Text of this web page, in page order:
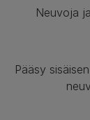
Neuvoja
Pääsy